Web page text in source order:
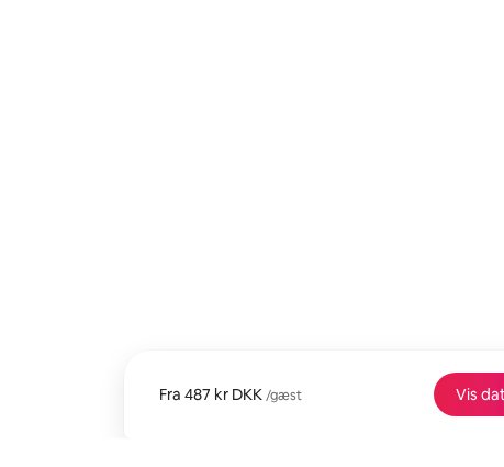
Fra 487 kr DKK /gæst
Fra 487 kr DKK per gæst Vis